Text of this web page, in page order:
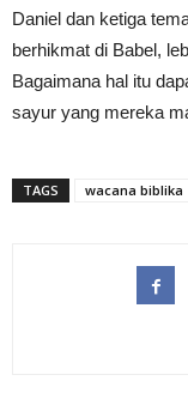
Daniel dan ketiga
berhikmat di Babel,
Bagaimana hal itu
sayur yang mereka
TAGS wacana biblika